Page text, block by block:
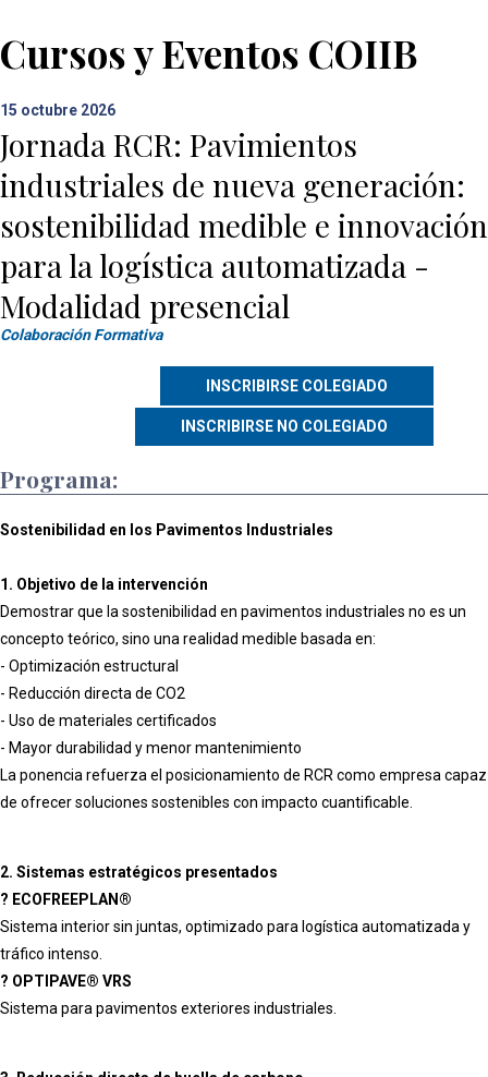
Cursos y Eventos COIIB
15 octubre 2026
Jornada RCR: Pavimientos
industriales de nueva generación:
sostenibilidad medible e innovación
para la logística automatizada -
Modalidad presencial
Colaboración Formativa
Programa:
Sostenibilidad en los Pavimentos Industriales
1. Objetivo de la intervención
Demostrar que la sostenibilidad en pavimentos industriales no es un
concepto teórico, sino una realidad medible basada en:
- Optimización estructural
- Reducción directa de CO2
- Uso de materiales certificados
- Mayor durabilidad y menor mantenimiento
La ponencia refuerza el posicionamiento de RCR como empresa capaz
de ofrecer soluciones sostenibles con impacto cuantificable.
2. Sistemas estratégicos presentados
? ECOFREEPLAN®
Sistema interior sin juntas, optimizado para logística automatizada y
tráfico intenso.
? OPTIPAVE® VRS
Sistema para pavimentos exteriores industriales.